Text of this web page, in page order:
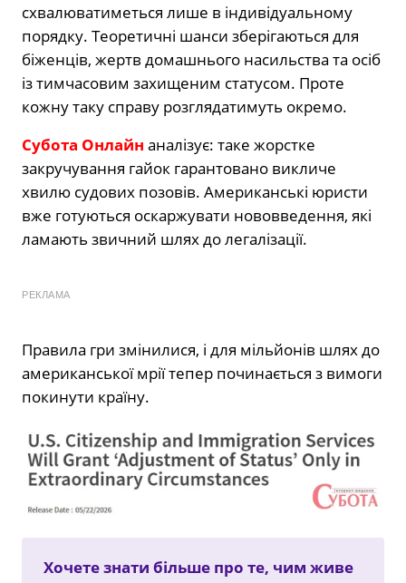
схвалюватиметься лише в індивідуальному
порядку. Теоретичні шанси зберігаються для
біженців, жертв домашнього насильства та осіб
із тимчасовим захищеним статусом. Проте
кожну таку справу розглядатимуть окремо.
Субота Онлайн аналізує: таке жорстке
закручування гайок гарантовано викличе
хвилю судових позовів. Американські юристи
вже готуються оскаржувати нововведення, які
ламають звичний шлях до легалізації.
РЕКЛАМА
Правила гри змінилися, і для мільйонів шлях до
американської мрії тепер починається з вимоги
покинути країну.
Хочете знати більше про те, чим живе